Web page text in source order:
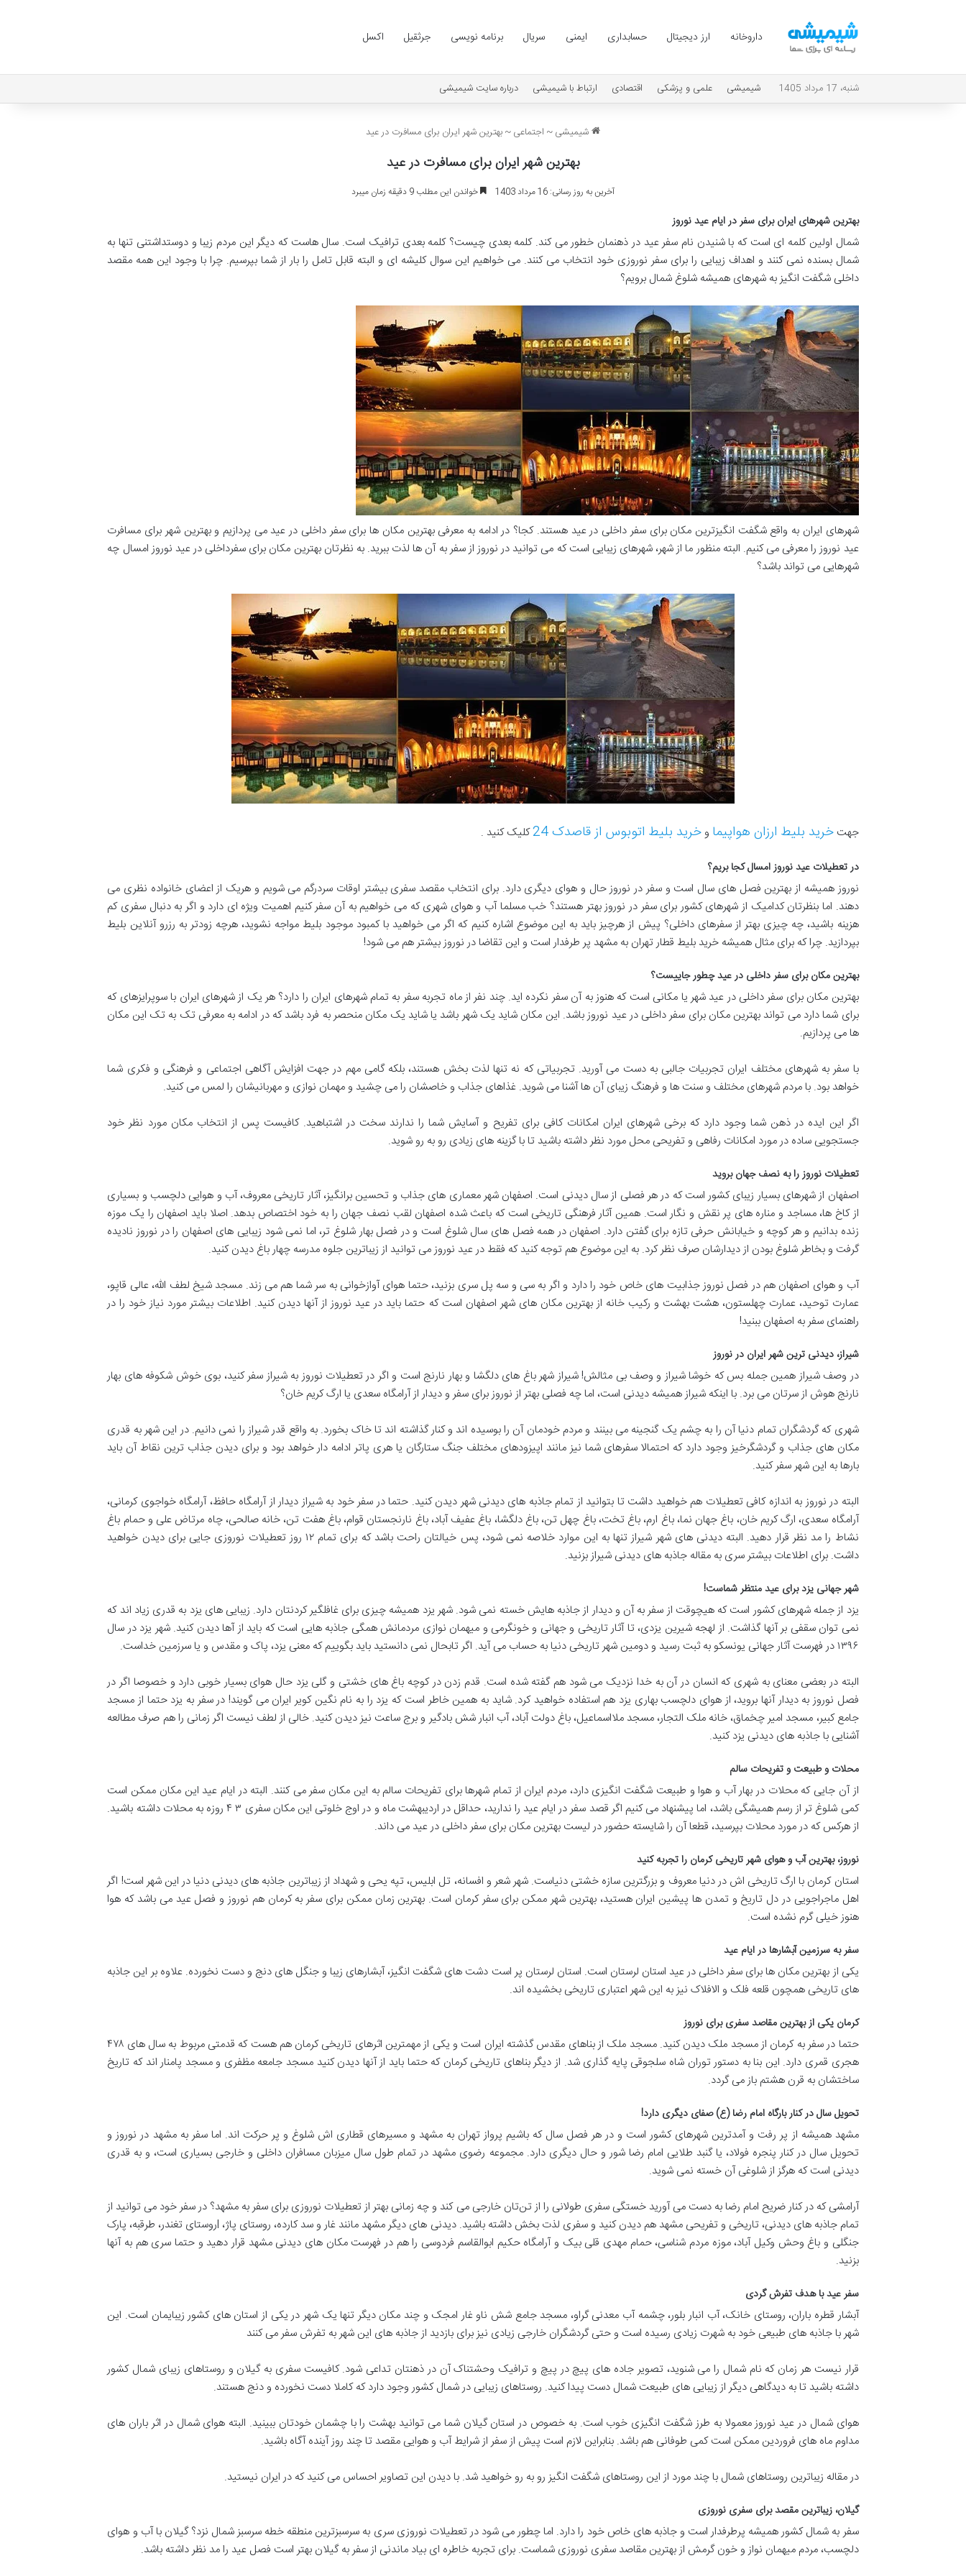
داروخانه ارز دیجیتال حسابداری ایمنی سریال برنامه نویسی جرثقیل اکسل
شنبه، 17 مرداد 1405 شیمیشی علمی و پزشکی اقتصادی ارتباط با شیمیشی درباره سایت شیمیشی
شیمیشی~ اجتماعی~بهترین شهر ایران برای مسافرت در عید
بهترین شهر ایران برای مسافرت در عید
آخرین به روز رسانی: 16 مرداد 1403 خواندن این مطلب 9 دقیقه زمان میبرد
بهترین شهرهای ایران برای سفر در ایام عید نوروز
شمال اولین کلمه ای است که با شنیدن نام سفر عید در ذهنمان خطور می کند. کلمه بعدی چیست؟ کلمه بعدی ترافیک است. سال هاست که دیگر این مردم زیبا و دوستداشتنی تنها به
شمال بسنده نمی کنند و اهداف زیبایی را برای سفر نوروزی خود انتخاب می کنند. می خواهیم این سوال کلیشه ای و البته قابل تامل را بار از شما بپرسیم. چرا با وجود این همه مقصد
داخلی شگفت انگیز به شهرهای همیشه شلوغ شمال برویم؟
شهرهای ایران به واقع شگفت انگیزترین مکان برای سفر داخلی در عید هستند. کجا؟ در ادامه به معرفی بهترین مکان ها برای سفر داخلی در عید می پردازیم و بهترین شهر برای مسافرت
عید نوروز را معرفی می کنیم. البته منظور ما از شهر، شهرهای زیبایی است که می توانید در نوروز از سفر به آن ها لذت ببرید. به نظرتان بهترین مکان برای سفرداخلی در عید نوروز امسال چه
شهرهایی می تواند باشد؟
جهتخرید بلیط ارزان هواپیما وخرید بلیط اتوبوس از قاصدک 24 کلیک کنید .
در تعطیلات عید نوروز امسال کجا بریم؟
نوروز همیشه از بهترین فصل های سال است و سفر در نوروز حال و هوای دیگری دارد. برای انتخاب مقصد سفری بیشتر اوقات سردرگم می شویم و هریک از اعضای خانواده نظری می
دهند. اما بنظرتان کدامیک از شهرهای کشور برای سفر در نوروز بهتر هستند؟ خب مسلما آب و هوای شهری که می خواهیم به آن سفر کنیم اهمیت ویژه ای دارد و اگر به دنبال سفری کم
هزینه باشید، چه چیزی بهتر از سفرهای داخلی؟ پیش از هرچیز باید به این موضوع اشاره کنیم که اگر می خواهید با کمبود موجود بلیط مواجه نشوید، هرچه زودتر به رزرو آنلاین بلیط
بپردازید. چرا که برای مثال همیشه خرید بلیط قطار تهران به مشهد پر طرفدار است و این تقاضا در نوروز بیشتر هم می شود!
بهترین مکان برای سفر داخلی در عید چطور جاییست؟
بهترین مکان برای سفر داخلی در عید شهر یا مکانی است که هنوز به آن سفر نکرده اید. چند نفر از ماه تجربه سفر به تمام شهرهای ایران را دارد؟ هر یک از شهرهای ایران با سوپرایزهای که
برای شما دارد می تواند بهترین مکان برای سفر داخلی در عید نوروز باشد. این مکان شاید یک شهر باشد یا شاید یک مکان منحصر به فرد باشد که در ادامه به معرفی تک به تک این مکان
ها می پردازیم.
با سفر به شهرهای مختلف ایران تجربیات جالبی به دست می آورید. تجربیاتی که نه تنها لذت بخش هستند، بلکه گامی مهم در جهت افزایش آگاهی اجتماعی و فرهنگی و فکری شما
خواهد بود. با مردم شهرهای مختلف و سنت ها و فرهنگ زیبای آن ها آشنا می شوید. غذاهای جذاب و خاصشان را می چشید و مهمان نوازی و مهربانیشان را لمس می کنید.
اگر این ایده در ذهن شما وجود دارد که برخی شهرهای ایران امکانات کافی برای تفریح و آسایش شما را ندارند سخت در اشتباهید. کافیست پس از انتخاب مکان مورد نظر خود
جستجویی ساده در مورد امکانات رفاهی و تفریحی محل مورد نظر داشته باشید تا با گزینه های زیادی رو به رو شوید.
تعطیلات نوروز را به نصف جهان بروید
اصفهان از شهرهای بسیار زیبای کشور است که در هر فصلی از سال دیدنی است. اصفهان شهر معماری های جذاب و تحسین برانگیز، آثار تاریخی معروف، آب و هوایی دلچسب و بسیاری
از کاخ ها، مساجد و مناره های پر نقش و نگار است. همین آثار فرهنگی تاریخی است که باعث شده اصفهان لقب نصف جهان را به خود اختصاص بدهد. اصلا باید اصفهان را یک موزه
زنده بدانیم و هر کوچه و خیابانش حرفی تازه برای گفتن دارد. اصفهان در همه فصل های سال شلوغ است و در فصل بهار شلوغ تر، اما نمی شود زیبایی های اصفهان را در نوروز نادیده
گرفت و بخاطر شلوغ بودن از دیدارشان صرف نظر کرد. به این موضوع هم توجه کنید که فقط در عید نوروز می توانید از زیباترین جلوه مدرسه چهار باغ دیدن کنید.
آب و هوای اصفهان هم در فصل نوروز جذابیت های خاص خود را دارد و اگر به سی و سه پل سری بزنید، حتما هوای آوازخوانی به سر شما هم می زند. مسجد شیخ لطف الله، عالی قاپو،
عمارت توحید، عمارت چهلستون، هشت بهشت و رکیب خانه از بهترین مکان های شهر اصفهان است که حتما باید در عید نوروز از آنها دیدن کنید. اطلاعات بیشتر مورد نیاز خود را در
راهنمای سفر به اصفهان ببنید!
شیراز، دیدنی ترین شهر ایران در نوروز
در وصف شیراز همین جمله بس که خوشا شیراز و وصف بی مثالش! شیراز شهر باغ های دلگشا و بهار نارنج است و اگر در تعطیلات نوروز به شیراز سفر کنید، بوی خوش شکوفه های بهار
نارنج هوش از سرتان می برد. با اینکه شیراز همیشه دیدنی است، اما چه فصلی بهتر از نوروز برای سفر و دیدار از آرامگاه سعدی یا ارگ کریم خان؟
شهری که گردشگران تمام دنیا آن را به چشم یک گنجینه می بینند و مردم خودمان آن را بوسیده اند و کنار گذاشته اند تا خاک بخورد. به واقع قدر شیراز را نمی دانیم. در این شهر به قدری
مکان های جذاب و گردشگرخیز وجود دارد که احتمالا سفرهای شما نیز مانند اپیزودهای مختلف جنگ ستارگان یا هری پاتر ادامه دار خواهد بود و برای دیدن جذاب ترین نقاط آن باید
بارها به این شهر سفر کنید.
البته در نوروز به اندازه کافی تعطیلات هم خواهید داشت تا بتوانید از تمام جاذبه های دیدنی شهر دیدن کنید. حتما در سفر خود به شیراز دیدار از آرامگاه حافظ، آرامگاه خواجوی کرمانی،
آرامگاه سعدی، ارگ کریم‌ خان، باغ جهان‌ نما، باغ ارم، باغ تخت، باغ چهل‌ تن، باغ دلگشا، باغ عفیف‌ آباد، باغ نارنجستان قوام، باغ هفت‌ تن، خانه صالحی، چاه مرتاض علی و حمام باغ
نشاط را مد نظر قرار دهید. البته دیدنی های شهر شیراز تنها به این موارد خلاصه نمی شود، پس خیالتان راحت باشد که برای تمام ۱۲ روز تعطیلات نوروزی جایی برای دیدن خواهید
داشت. برای اطلاعات بیشتر سری به مقاله جاذبه های دیدنی شیراز بزنید.
شهر جهانی یزد برای عید منتظر شماست!
یزد از جمله شهرهای کشور است که هیچوقت از سفر به آن و دیدار از جاذبه هایش خسته نمی شود. شهر یزد همیشه چیزی برای غافلگیر کردنتان دارد. زیبایی های یزد به قدری زیاد اند که
نمی توان سقفی بر آنها گذاشت. از لهجه شیرین یزدی، تا آثار تاریخی و جهانی و خونگرمی و میهمان نوازی مردمانش همگی جاذبه هایی است که باید از آها دیدن کنید. شهر یزد در سال
۱۳۹۶ در فهرست آثار جهانی یونسکو به ثبت رسید و دومین شهر تاریخی دنیا به حساب می آید. اگر تابحال نمی دانستید باید بگوییم که معنی یزد، پاک و مقدس و یا سرزمین خداست.
البته در بعضی معنای به شهری که انسان در آن به خدا نزدیک می شود هم گفته شده است. قدم زدن در کوچه باغ های خشتی و گلی یزد حال هوای بسیار خوبی دارد و خصوصا اگر در
فصل نوروز به دیدار آنها بروید، از هوای دلچسب بهاری یزد هم استفاده خواهید کرد. شاید به همین خاطر است که یزد را به نام نگین کویر ایران می گویند! در سفر به یزد حتما از مسجد
جامع کبیر، مسجد امیر چخماق، خانه ملک التجار، مسجد ملااسماعیل، باغ دولت آباد، آب انبار شش بادگیر و برج ساعت نیز دیدن کنید. خالی از لطف نیست اگر زمانی را هم صرف مطالعه
آشنایی با جاذبه های دیدنی یزد کنید.
محلات و طبیعت و تفریحات سالم
از آن جایی که محلات در بهار آب و هوا و طبیعت شگفت انگیزی دارد، مردم ایران از تمام شهرها برای تفریحات سالم به این مکان سفر می کنند. البته در ایام عید این مکان ممکن است
کمی شلوغ تر از رسم همیشگی باشد، اما پیشنهاد می کنیم اگر قصد سفر در ایام عید را ندارید، حداقل در اردیبهشت ماه و در اوج خلوتی این مکان سفری ۳ ۴ روزه به محلات داشته باشید.
از هرکس که در مورد محلات بپرسید، قطعا آن را شایسته حضور در لیست بهترین مکان برای سفر داخلی در عید می داند.
نوروز، بهترین آب و هوای شهر تاریخی کرمان را تجربه کنید
استان کرمان با ارگ تاریخی اش در دنیا معروف و بزرگترین سازه خشتی دنیاست. شهر شعر و افسانه، تل ابلیس، تپه یحی و شهداد از زیباترین جاذبه های دیدنی دنیا در این شهر است! اگر
اهل ماجراجویی در دل تاریخ و تمدن ها پیشین ایران هستید، بهترین شهر ممکن برای سفر کرمان است. بهترین زمان ممکن برای سفر به کرمان هم نوروز و فصل عید می باشد که هوا
هنوز خیلی گرم نشده است.
سفر به سرزمین آبشارها در ایام عید
یکی از بهترین مکان ها برای سفر داخلی در عید استان لرستان است. استان لرستان پر است دشت های شگفت انگیز، آبشارهای زیبا و جنگل های دنج و دست نخورده. علاوه بر این جاذبه
های تاریخی همچون قلعه فلک و الافلاک نیز به این شهر اعتباری تاریخی بخشیده اند.
کرمان یکی از بهترین مقاصد سفری برای نوروز
حتما در سفر به کرمان از مسجد ملک دیدن کنید. مسجد ملک از بناهای مقدس گذشته ایران است و یکی از مهمترین اثرهای تاریخی کرمان هم هست که قدمتی مربوط به سال های ۴۷۸
هجری قمری دارد. این بنا به دستور توران شاه سلجوقی پایه گذاری شد. از دیگر بناهای تاریخی کرمان که حتما باید از آنها دیدن کنید مسجد جامعه مظفری و مسجد پامنار اند که تاریخ
ساختشان به قرن هشتم باز می گردد.
تحویل سال در کنار بارگاه امام رضا (ع) صفای دیگری دارد!
مشهد همیشه از پر رفت و آمدترین شهرهای کشور است و در هر فصل سال که باشیم پرواز تهران به مشهد و مسیرهای قطاری اش شلوغ و پر حرکت اند. اما سفر به مشهد در نوروز و
تحویل سال در کنار پنجره فولاد، یا گنبد طلایی امام رضا شور و حال دیگری دارد. مجموعه رضوی مشهد در تمام طول سال میزبان مسافران داخلی و خارجی بسیاری است، و به قدری
دیدنی است که هرگز از شلوغی آن خسته نمی شوید.
آرامشی که در کنار ضریح امام رضا به دست می آورید خستگی سفری طولانی را از تن‌تان خارجی می کند و چه زمانی بهتر از تعطیلات نوروزی برای سفر به مشهد؟ در سفر خود می توانید از
تمام جاذبه های دیدنی، تاریخی و تفریحی مشهد هم دیدن کنید و سفری لذت بخش داشته باشید. دیدنی های دیگر مشهد مانند غار و سد کارده، روستای پاژ، lروستای تغندر، طرقبه، پارک
جنگلی و باغ وحش وکیل آباد، موزه مردم شناسی، حمام مهدی قلی بیک و آرامگاه حکیم ابوالقاسم فردوسی را هم در فهرست مکان های دیدنی مشهد قرار دهید و حتما سری هم به آنها
بزنید.
سفر عید با هدف تفرش گردی
آبشار قطره باران، روستای خانک، آب انبار بلور، چشمه آب معدنی گراو، مسجد جامع شش ناو غار امجک و چند مکان دیگر تنها یک شهر در یکی از استان های کشور زیبایمان است. این
شهر با جاذبه های طبیعی خود به شهرت زیادی رسیده است و حتی گردشگران خارجی زیادی نیز برای بازدید از جاذبه های این شهر به تفرش سفر می کنند
قرار نیست هر زمان که نام شمال را می شنوید، تصویر جاده های پیچ در پیچ و ترافیک وحشتناک آن در ذهنتان تداعی شود. کافیست سفری به گیلان و روستاهای زیبای شمال کشور
داشته باشید تا به دیدگاهی دیگر از زیبایی های طبیعت شمال دست پیدا کنید. روستاهای زیبایی در شمال کشور وجود دارد که کاملا دست نخورده و دنج هستند.
هوای شمال در عید نوروز معمولا به طرز شگفت انگیزی خوب است. به خصوص در استان گیلان شما می توانید بهشت را با چشمان خودتان ببینید. البته هوای شمال در اثر باران های
مداوم ماه های فروردین ممکن است کمی طوفانی هم باشد. بنابراین لازم است پیش از سفر از شرایط آب و هوایی مقصد تا چند روز آینده آگاه باشید.
در مقاله زیباترین روستاهای شمال با چند مورد از این روستاهای شگفت انگیز رو به رو خواهید شد. با دیدن این تصاویر احساس می کنید که در ایران نیستید.
گیلان، زیباترین مقصد برای سفری نوروزی
سفر به شمال کشور همیشه پرطرفدار است و جاذبه های خاص خود را دارد. اما چطور می شود در تعطیلات نوروزی سری به سرسبزترین منطقه خطه سرسبز شمال نزد؟ گیلان با آب و هوای
دلچسب، مردم میهمان نواز و خون گرمش از بهترین مقاصد سفری نوروزی شماست. برای تجربه خاطره ای بیاد ماندنی از سفر به گیلان بهتر است فصل عید را مد نظر داشته باشد.